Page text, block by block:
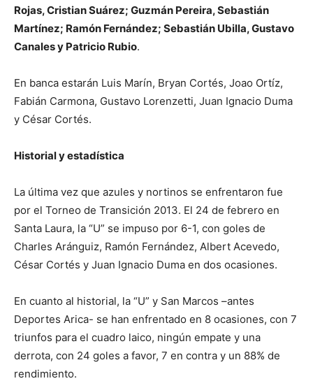
Rojas, Cristian Suárez; Guzmán Pereira, Sebastián
Martínez; Ramón Fernández; Sebastián Ubilla, Gustavo
Canales y Patricio Rubio.
En banca estarán Luis Marín, Bryan Cortés, Joao Ortíz,
Fabián Carmona, Gustavo Lorenzetti, Juan Ignacio Duma
y César Cortés.
Historial y estadística
La última vez que azules y nortinos se enfrentaron fue
por el Torneo de Transición 2013. El 24 de febrero en
Santa Laura, la “U” se impuso por 6-1, con goles de
Charles Aránguiz, Ramón Fernández, Albert Acevedo,
César Cortés y Juan Ignacio Duma en dos ocasiones.
En cuanto al historial, la “U” y San Marcos –antes
Deportes Arica- se han enfrentado en 8 ocasiones, con 7
triunfos para el cuadro laico, ningún empate y una
derrota, con 24 goles a favor, 7 en contra y un 88% de
rendimiento.